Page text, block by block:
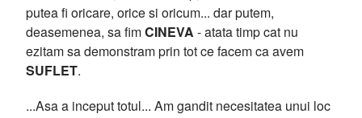
putea fi oricare, orice si oricum... dar putem,
deasemenea, sa fimCINEVA - atata timp cat nu
ezitam sa demonstram prin tot ce facem ca avem
SUFLET.
...Asa a inceput totul... Am gandit necesitatea unui loc